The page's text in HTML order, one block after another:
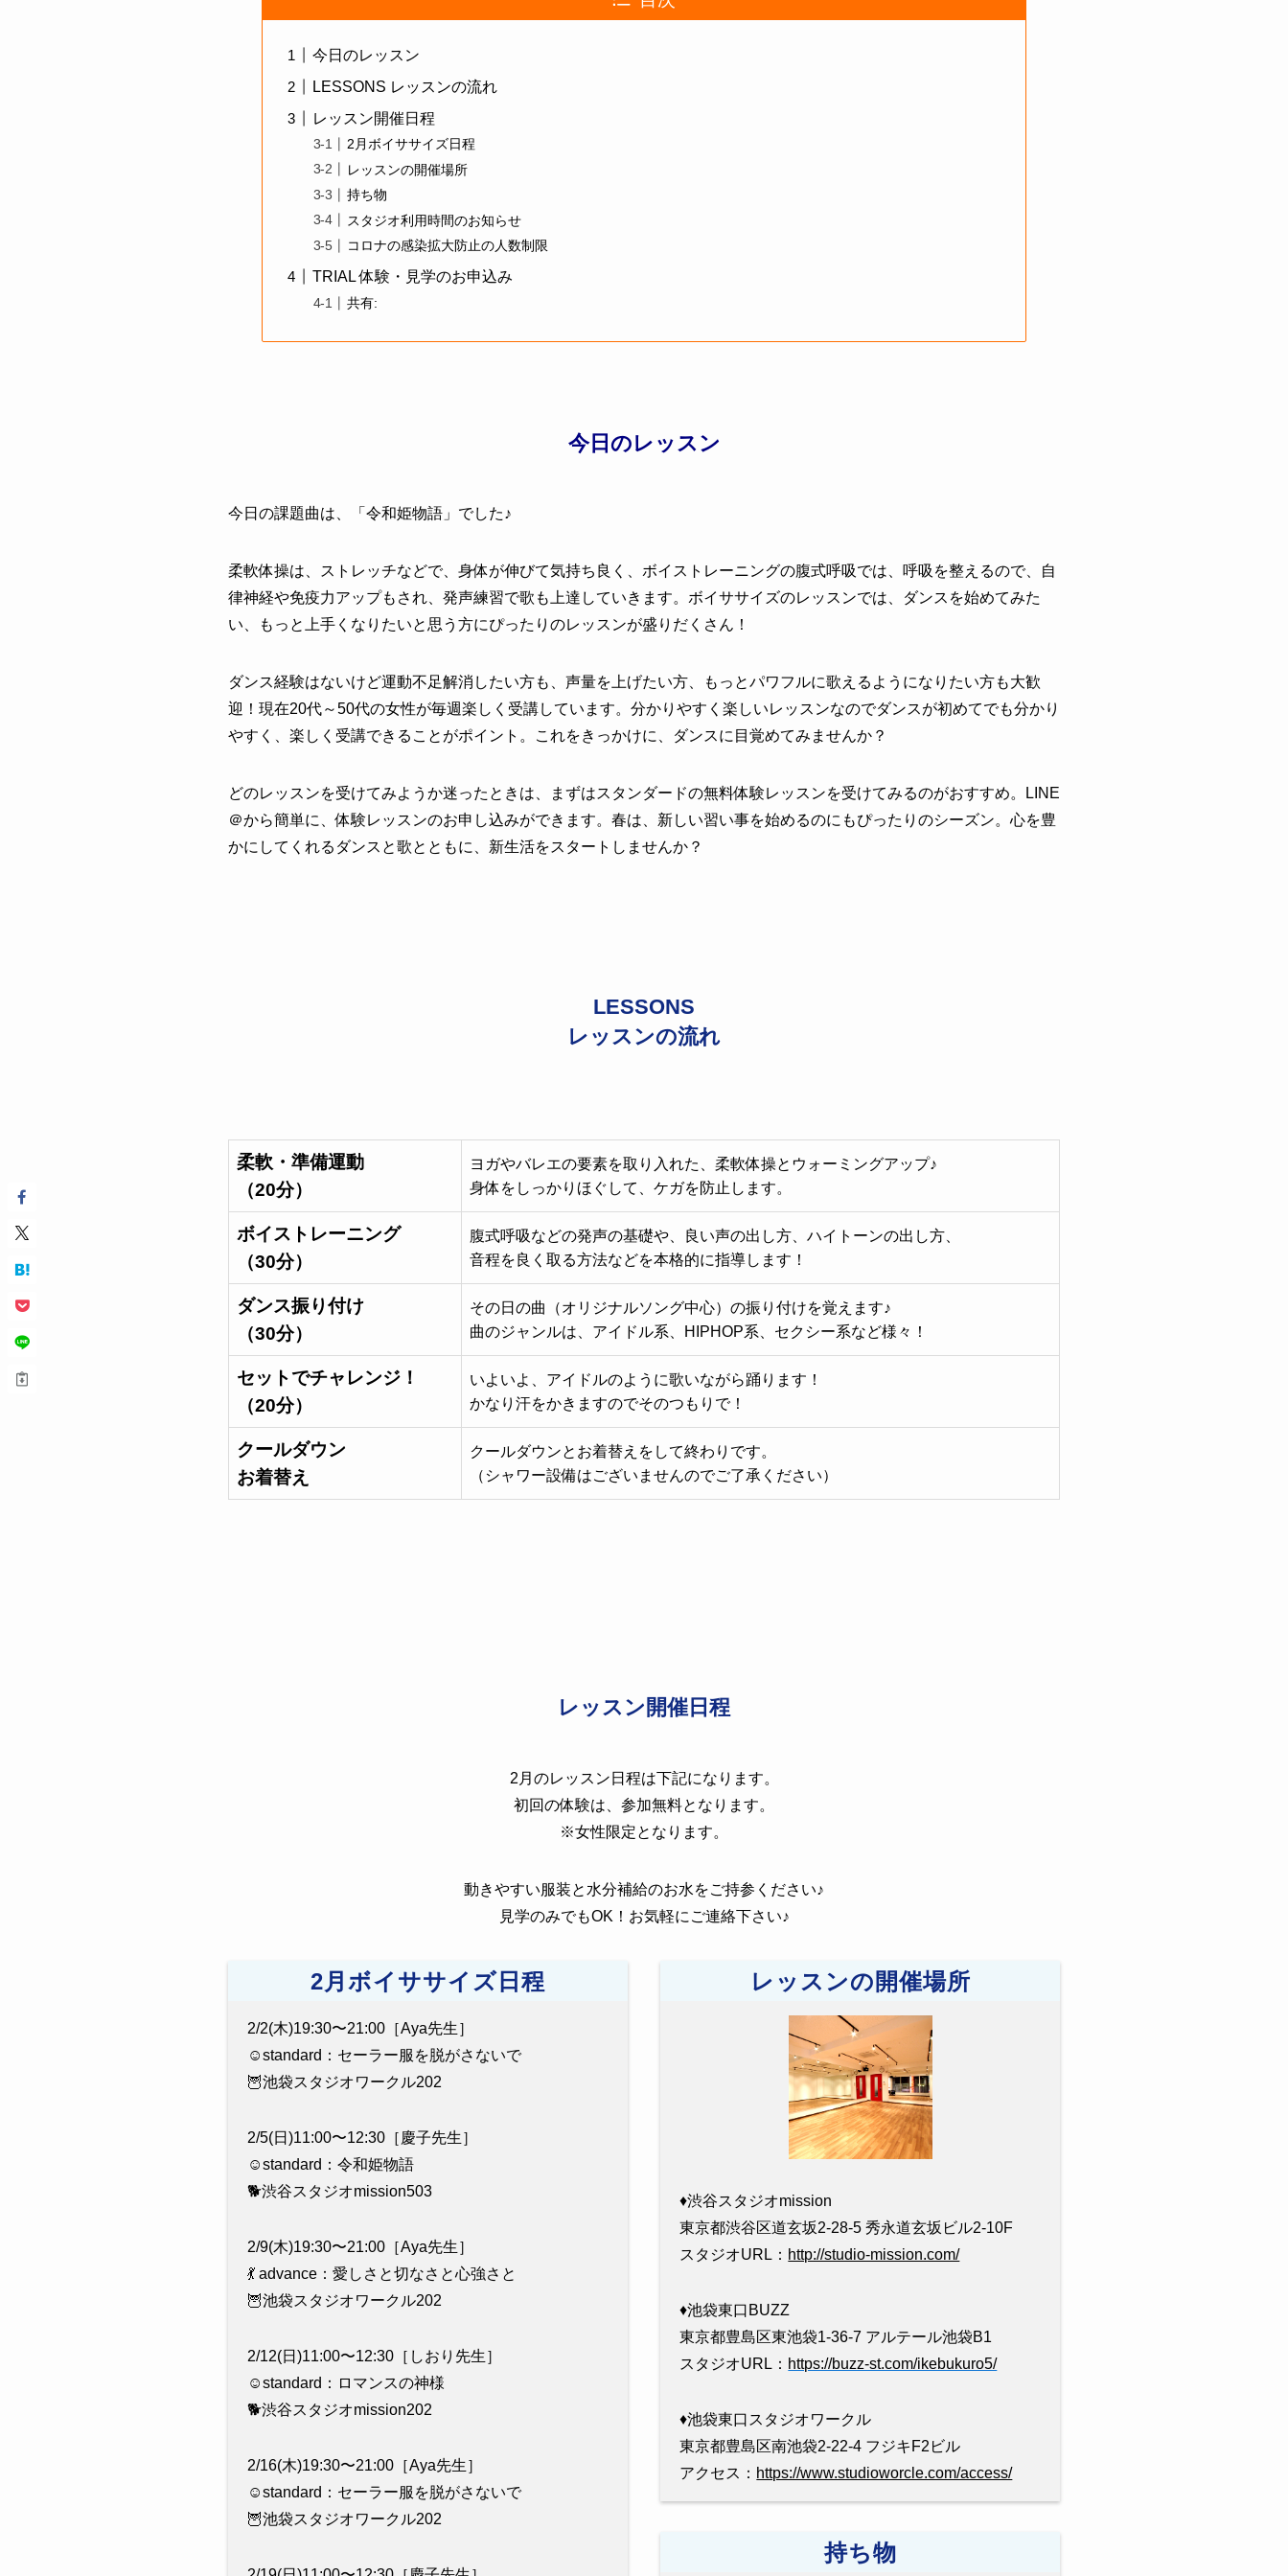
今日のレッスン
LESSONS レッスンの流れ
レッスン開催日程
2月ボイササイズ日程
レッスンの開催場所
持ち物
スタジオ利用時間のお知らせ
コロナの感染拡大防止の人数制限
TRIAL 体験・見学のお申込み
共有:
今日のレッスン
今日の課題曲は、「 令和姫物語 」でした♪
柔軟体操は、ストレッチなどで、身体が伸びて気持ち良く、ボイストレーニングの腹式呼吸では、呼吸を整えるので、自
律神経や免疫力アップもされ、発声練習で歌も上達していきます。ボイササイズのレッスンでは、ダンスを始めてみた
い、もっと上手くなりたいと思う方にぴったりのレッスンが盛りだくさん！
ダンス経験はないけど運動不足解消したい方も、声量を上げたい方、もっとパワフルに歌えるようになりたい方も大歓
迎！現在20代～50代の女性が毎週楽しく受講しています。分かりやすく楽しいレッスンなのでダンスが初めてでも分かり
やすく、楽しく受講できることがポイント。これをきっかけに、ダンスに目覚めてみませんか？
どのレッスンを受けてみようか迷ったときは、まずはスタンダードの無料体験レッスンを受けてみるのがおすすめ。LINE
＠から簡単に、体験レッスンのお申し込みができます。春は、新しい習い事を始めるのにもぴったりのシーズン。心を豊
かにしてくれるダンスと歌とともに、新生活をスタートしませんか？
LESSONS
レッスンの流れ
柔軟・準備運動
（20分）
ヨガやバレエの要素を取り入れた、柔軟体操とウォーミングアップ♪
身体をしっかりほぐして、ケガを防止します。
ボイストレーニング
（30分）
腹式呼吸などの発声の基礎や、良い声の出し方、ハイトーンの出し方、
音程を良く取る方法などを本格的に指導します！
ダンス振り付け
（30分）
その日の曲（オリジナルソング中心）の振り付けを覚えます♪
曲のジャンルは、アイドル系、HIPHOP系、セクシー系など様々！
セットでチャレンジ！
（20分）
いよいよ、アイドルのように歌いながら踊ります！
かなり汗をかきますのでそのつもりで！
クールダウン
お着替え
クールダウンとお着替えをして終わりです。
（シャワー設備はございませんのでご了承ください）
レッスン開催日程
2月のレッスン日程は下記になります。
初回の体験は、参加無料となります。
※女性限定となります。
動きやすい服装と水分補給のお水をご持参ください♪
見学のみでもOK！お気軽にご連絡下さい♪
2月ボイササイズ日程
2/2(木)19:30〜21:00［Aya先生］
☺️standard：セーラー服を脱がさないで
🦉池袋スタジオワークル202
2/5(日)11:00〜12:30［慶子先生］
☺️standard：令和姫物語
🐕渋谷スタジオmission503
2/9(木)19:30〜21:00［Aya先生］
💃 advance：愛しさと切なさと心強さと
🦉池袋スタジオワークル202
2/12(日)11:00〜12:30［しおり先生］
☺️standard：ロマンスの神様
🐕渋谷スタジオmission202
2/16(木)19:30〜21:00［Aya先生］
☺️standard：セーラー服を脱がさないで
🦉池袋スタジオワークル202
レッスンの開催場所
♦︎渋谷スタジオmission
東京都渋谷区道玄坂2-28-5 秀永道玄坂ビル2-10F
スタジオURL： http://studio-mission.com/
♦︎池袋東口BUZZ
東京都豊島区東池袋1-36-7 アルテール池袋B1
スタジオURL： https://buzz-st.com/ikebukuro5/
♦︎池袋東口スタジオワークル
東京都豊島区南池袋2-22-4 フジキF2ビル
アクセス： https://www.studioworcle.com/access/
持ち物